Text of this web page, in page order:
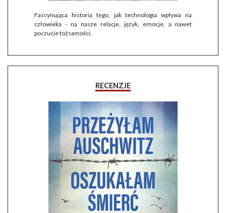
Fascynująca historia tego, jak technologia wpływa na
człowieka - na nasze relacje, język, emocje, a nawet
poczucie tożsamości.
RECENZJE